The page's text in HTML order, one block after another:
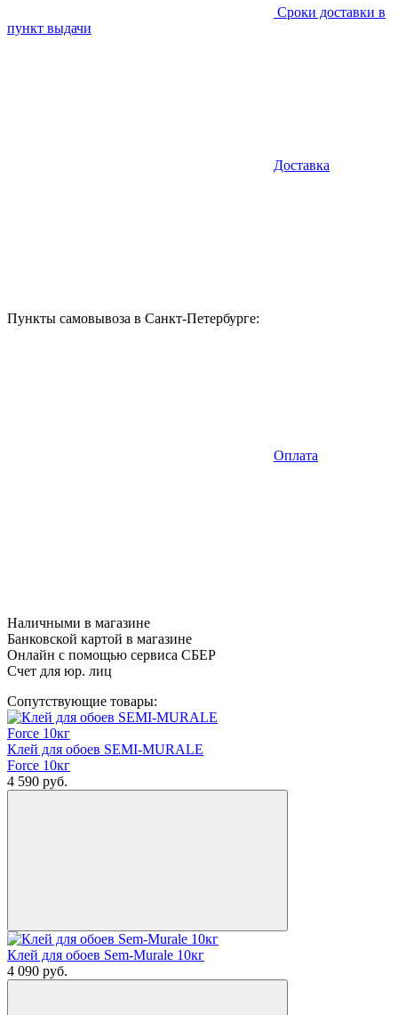
Сроки доставки в
пункт выдачи
Доставка
Пункты самовывоза в Санкт-Петербурге:
Оплата
Наличными в магазине
Банковской картой в магазине
Онлайн с помощью сервиса СБЕР
Счет для юр. лиц
Сопутствующие товары:
Клей для обоев SEMI-MURALE
Force 10кг
4 590 руб.
Клей для обоев Sem-Murale 10кг
4 090 руб.